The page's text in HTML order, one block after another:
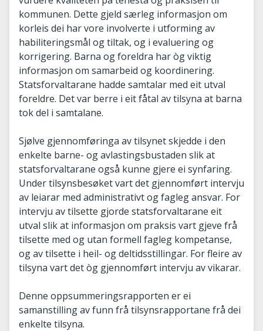
kommunen. Dette gjeld særleg informasjon om
korleis dei har vore involverte i utforming av
habiliteringsmål og tiltak, og i evaluering og
korrigering. Barna og foreldra har òg viktig
informasjon om samarbeid og koordinering.
Statsforvaltarane hadde samtalar med eit utval
foreldre. Det var berre i eit fåtal av tilsyna at barna
tok del i samtalane.
Sjølve gjennomføringa av tilsynet skjedde i den
enkelte barne- og avlastingsbustaden slik at
statsforvaltarane også kunne gjere ei synfaring.
Under tilsynsbesøket vart det gjennomført intervju
av leiarar med administrativt og fagleg ansvar. For
intervju av tilsette gjorde statsforvaltarane eit
utval slik at informasjon om praksis vart gjeve frå
tilsette med og utan formell fagleg kompetanse,
og av tilsette i heil- og deltidsstillingar. For fleire av
tilsyna vart det òg gjennomført intervju av vikarar.
Denne oppsummeringsrapporten er ei
samanstilling av funn frå tilsynsrapportane frå dei
enkelte tilsyna.